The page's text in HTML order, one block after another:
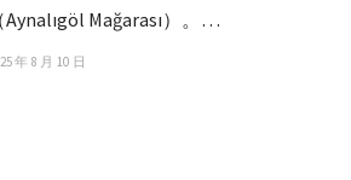
Aynalıgöl Mağarası）。…
年 8 月 10 日